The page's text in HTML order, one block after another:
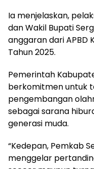
Ia menjelaskan,
dan Wakil Bupati
anggaran dari APBD
Tahun 2025.
Pemerintah
berkomitmen untuk
pengembangan
sebagai sarana
generasi muda.
“Kedepan, Pemkab
menggelar